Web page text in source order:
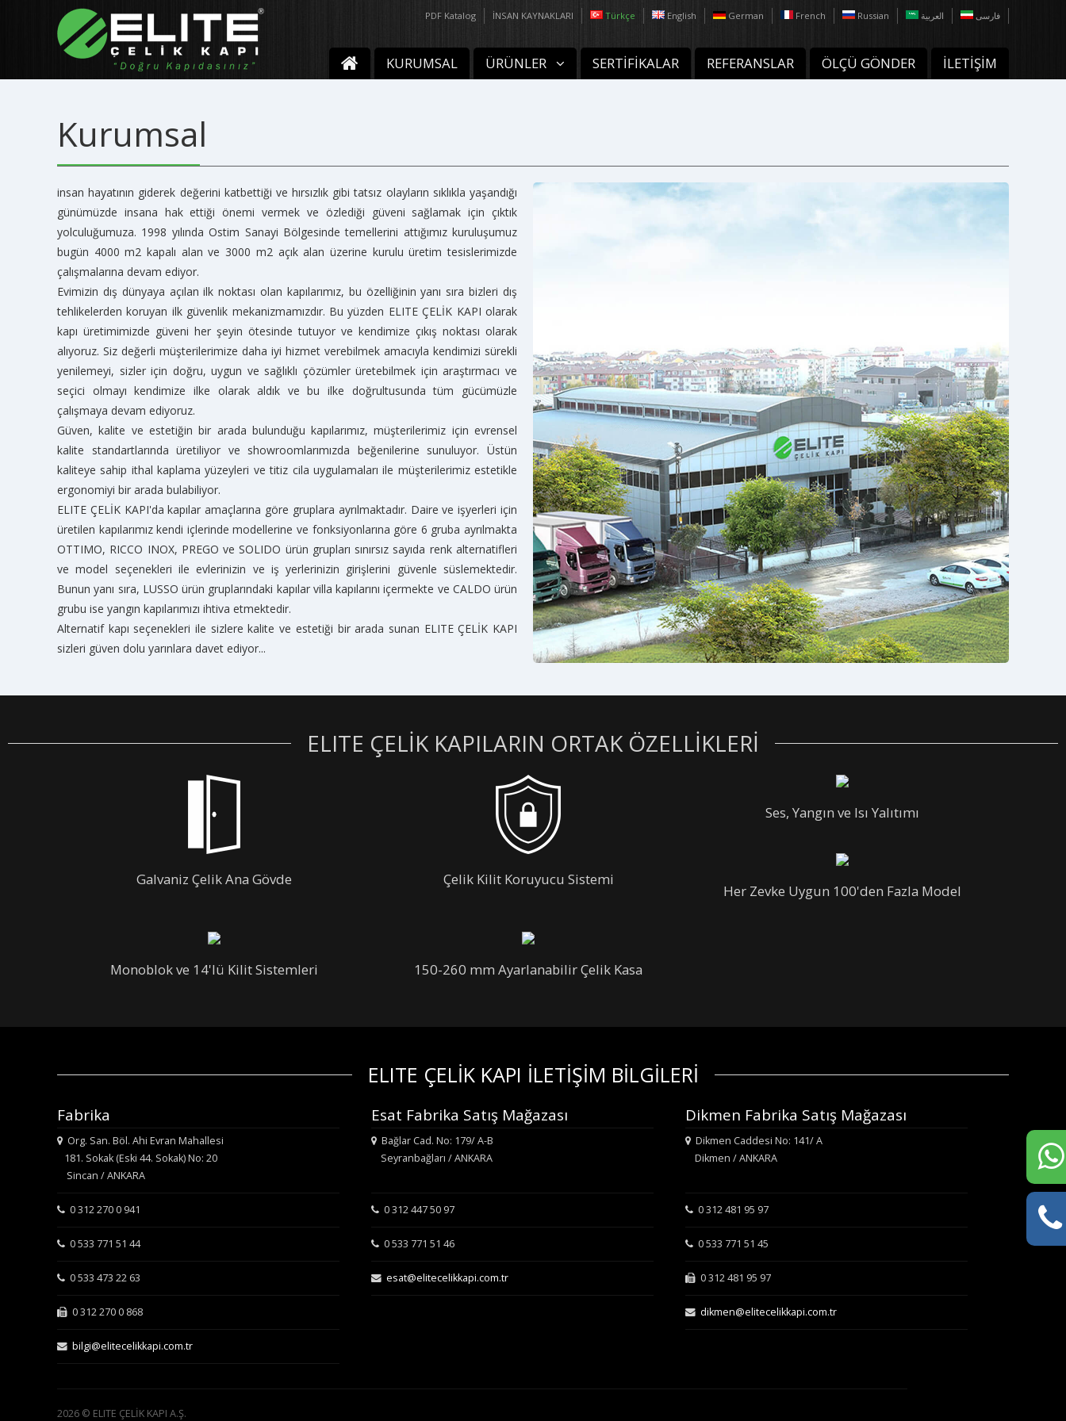
PDF Katalog İNSAN KAYNAKLARI Türkçe English German French Russian العربية فارسی
KURUMSAL ÜRÜNLER SERTİFİKALAR REFERANSLAR ÖLÇÜ GÖNDER İLETİŞİM
Kurumsal
insan hayatının giderek değerini katbettiği ve hırsızlık gibi tatsız olayların sıklıkla yaşandığı
günümüzde insana hak ettiği önemi vermek ve özlediği güveni sağlamak için çıktık
yolculuğumuza. 1998 yılında Ostim Sanayi Bölgesinde temellerini attığımız kuruluşumuz
bugün 4000 m2 kapalı alan ve 3000 m2 açık alan üzerine kurulu üretim tesislerimizde
çalışmalarına devam ediyor.
Evimizin dış dünyaya açılan ilk noktası olan kapılarımız, bu özelliğinin yanı sıra bizleri dış
tehlikelerden koruyan ilk güvenlik mekanizmamızdır. Bu yüzden ELITE ÇELİK KAPI olarak
kapı üretimimizde güveni her şeyin ötesinde tutuyor ve kendimize çıkış noktası olarak
alıyoruz. Siz değerli müşterilerimize daha iyi hizmet verebilmek amacıyla kendimizi sürekli
yenilemeyi, sizler için doğru, uygun ve sağlıklı çözümler üretebilmek için araştırmacı ve
seçici olmayı kendimize ilke olarak aldık ve bu ilke doğrultusunda tüm gücümüzle
çalışmaya devam ediyoruz.
Güven, kalite ve estetiğin bir arada bulunduğu kapılarımız, müşterilerimiz için evrensel
kalite standartlarında üretiliyor ve showroomlarımızda beğenilerine sunuluyor. Üstün
kaliteye sahip ithal kaplama yüzeyleri ve titiz cila uygulamaları ile müşterilerimiz estetikle
ergonomiyi bir arada bulabiliyor.
ELITE ÇELİK KAPI'da kapılar amaçlarına göre gruplara ayrılmaktadır. Daire ve işyerleri için
üretilen kapılarımız kendi içlerinde modellerine ve fonksiyonlarına göre 6 gruba ayrılmakta
OTTIMO, RICCO INOX, PREGO ve SOLIDO ürün grupları sınırsız sayıda renk alternatifleri
ve model seçenekleri ile evlerinizin ve iş yerlerinizin girişlerini güvenle süslemektedir.
Bunun yanı sıra, LUSSO ürün gruplarındaki kapılar villa kapılarını içermekte ve CALDO ürün
grubu ise yangın kapılarımızı ihtiva etmektedir.
Alternatif kapı seçenekleri ile sizlere kalite ve estetiği bir arada sunan ELITE ÇELİK KAPI
sizleri güven dolu yarınlara davet ediyor...
ELITE ÇELİK KAPILARIN ORTAK ÖZELLİKLERİ
Galvaniz Çelik Ana Gövde Çelik Kilit Koruyucu Sistemi
Ses, Yangın ve Isı Yalıtımı
Her Zevke Uygun 100'den Fazla Model
Monoblok ve 14'lü Kilit Sistemleri 150-260 mm Ayarlanabilir Çelik Kasa
ELITE ÇELİK KAPI İLETİŞİM BİLGİLERİ
Fabrika
Org. San. Böl. Ahi Evran Mahallesi
181. Sokak (Eski 44. Sokak) No: 20
Sincan / ANKARA
0 312 270 0 941
0 533 771 51 44
0 533 473 22 63
0 312 270 0 868
bilgi@elitecelikkapi.com.tr
Esat Fabrika Satış Mağazası
Bağlar Cad. No: 179/ A-B
Seyranbağları / ANKARA
0 312 447 50 97
0 533 771 51 46
esat@elitecelikkapi.com.tr
Dikmen Fabrika Satış Mağazası
Dikmen Caddesi No: 141/ A
Dikmen / ANKARA
0 312 481 95 97
0 533 771 51 45
0 312 481 95 97
dikmen@elitecelikkapi.com.tr
2026 © ELITE ÇELİK KAPI A.Ş.